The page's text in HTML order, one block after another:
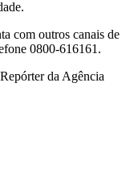
com outros canais de
0800-616161.
da Agência